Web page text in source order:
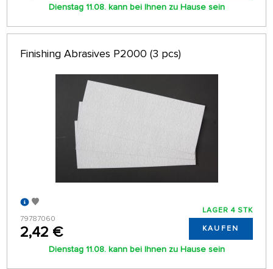
Dienstag 11.08. kann bei Ihnen zu Hause sein
Finishing Abrasives P2000 (3 pcs)
79787060
2,42 €
LAGER 4 STK
KAUFEN
Dienstag 11.08. kann bei Ihnen zu Hause sein